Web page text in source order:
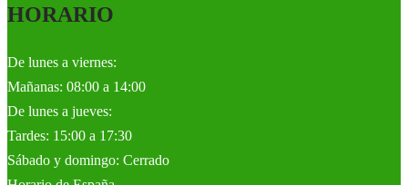
HORARIO
De lunes a viernes:
Mañanas: 08:00 a 14:00
De lunes a jueves:
Tardes: 15:00 a 17:30
Sábado y domingo: Cerrado